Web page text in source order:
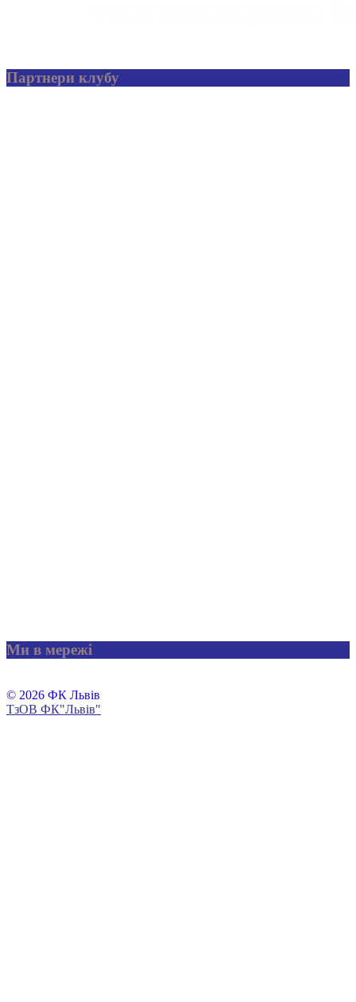
Партнери клубу
Ми в мережі
© 2026 ФК Львів
ТзОВ ФК"Львів"